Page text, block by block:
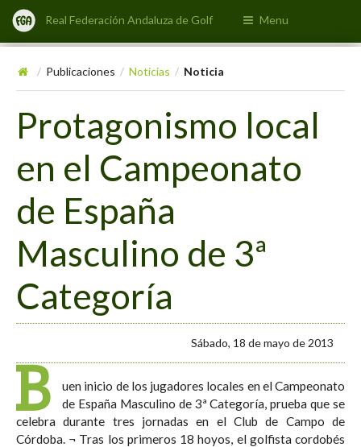
Real Federación Andaluza de Golf Menu
/ Publicaciones / Noticias / Noticia
Protagonismo local
en el Campeonato
de España
Masculino de 3ª
Categoría
Sábado, 18 de mayo de 2013
B
uen inicio de los jugadores locales en el Campeonato
de España Masculino de 3ª Categoría, prueba que se
celebra durante tres jornadas en el Club de Campo de
Córdoba. ¬ Tras los primeros 18 hoyos, el golfista cordobés